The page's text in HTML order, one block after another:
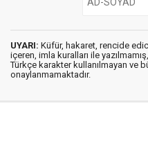
UYARI: Küfür, hakaret, rencide
içeren, imla kuralları ile yazılmamış,
Türkçe karakter kullanılmayan ve
onaylanmamaktadır.